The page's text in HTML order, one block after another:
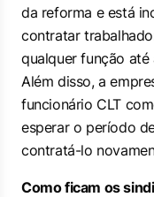
da reforma e está
contratar
qualquer função
Além disso, a
funcionário CLT
esperar o período
contratá-lo
Como ficam os